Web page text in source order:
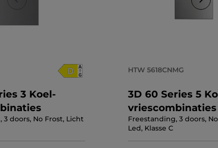
3 Koel-
3 doors, No Frost, Licht
HTW 5618CNMG
3D 60 Series 5
vriescombinaties
Freestanding, 3 doors,
Led, Klasse C